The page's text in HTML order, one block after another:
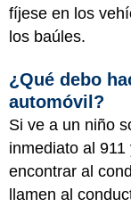
fíjese en los
los baúles.
¿Qué debo
automóvil?
Si ve a un niño
inmediato al
encontrar al
llamen al